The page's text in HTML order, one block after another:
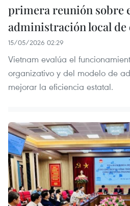
primera reunión sobre
administración local de
15/05/2026 02:29
Vietnam evalúa el
organizativo y del modelo de
mejorar la eficiencia estatal.